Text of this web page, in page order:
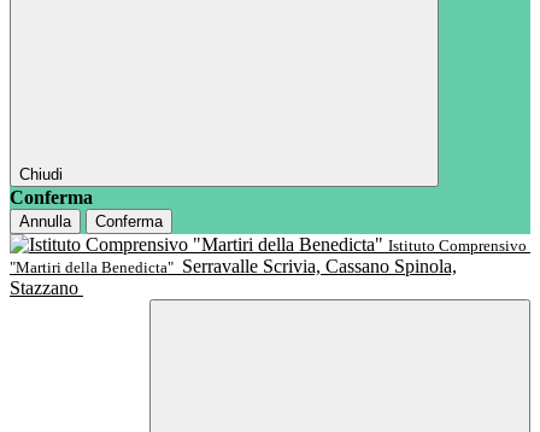
Chiudi
Conferma
Annulla
Conferma
Istituto Comprensivo
"Martiri della Benedicta" Serravalle Scrivia, Cassano Spinola,
Stazzano